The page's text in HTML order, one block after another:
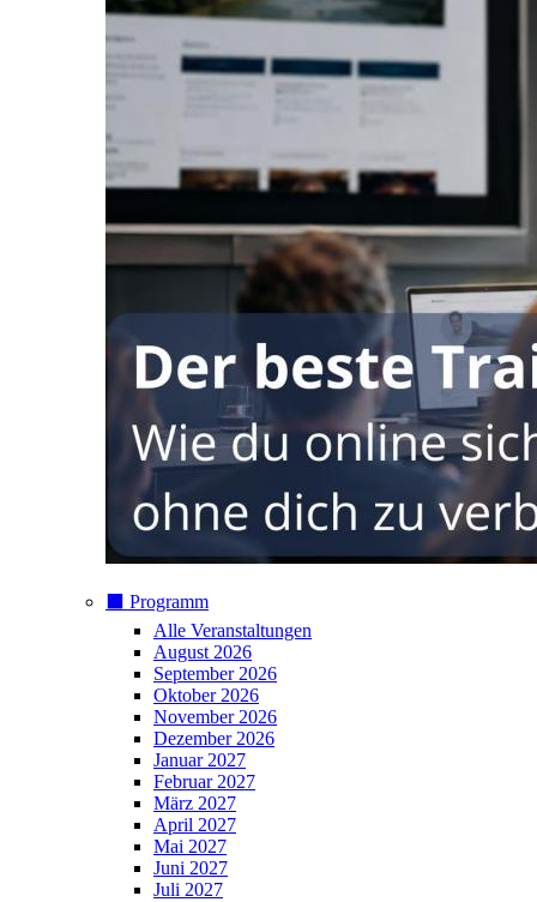
⬛️ Programm
Alle Veranstaltungen
August 2026
September 2026
Oktober 2026
November 2026
Dezember 2026
Januar 2027
Februar 2027
März 2027
April 2027
Mai 2027
Juni 2027
Juli 2027